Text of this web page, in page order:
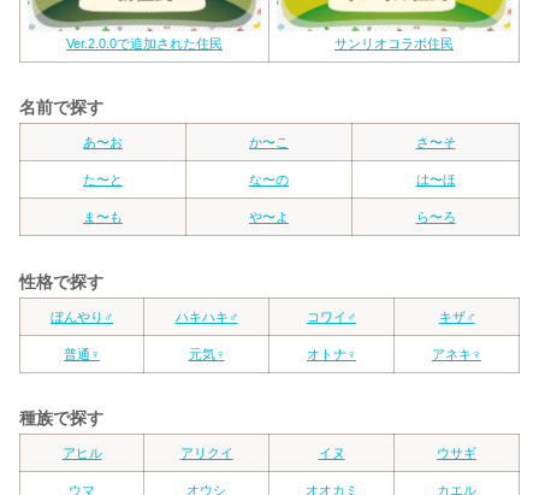
Ver.2.0.0で追加された住民 サンリオコラボ住民
名前で探す
あ〜お か〜こ さ〜そ
た〜と な〜の は〜ほ
ま〜も や〜よ ら〜ろ
性格で探す
ぼんやり♂ ハキハキ♂ コワイ♂ キザ♂
普通♀ 元気♀ オトナ♀ アネキ♀
種族で探す
アヒル アリクイ イヌ ウサギ
ウマ オウシ オオカミ カエル